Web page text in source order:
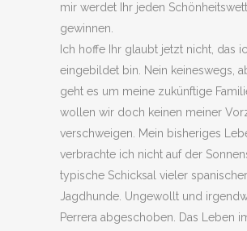
mir werdet Ihr jeden
gewinnen.
Ich hoffe Ihr glaubt jetzt nicht, das
eingebildet bin. Nein keineswegs,
geht es um meine zukünftige
wollen wir doch keinen meiner
verschweigen. Mein bisheriges
verbrachte ich nicht auf der
typische Schicksal vieler spanischer
Jagdhunde. Ungewollt und
Perrera abgeschoben. Das Leben